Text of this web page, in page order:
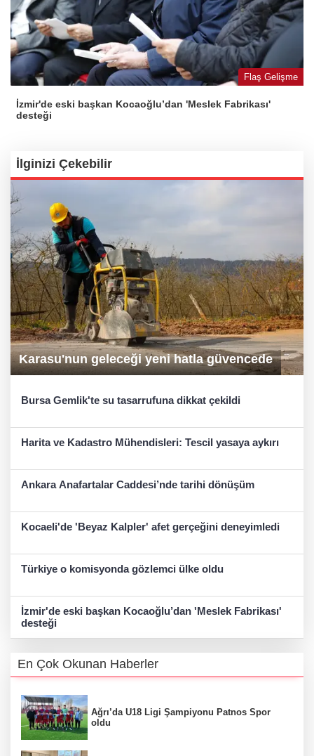
Flaş Gelişme
İzmir'de eski başkan Kocaoğlu’dan 'Meslek Fabrikası'
desteği
İlginizi Çekebilir
Karasu'nun geleceği yeni hatla güvencede
Bursa Gemlik'te su tasarrufuna dikkat çekildi
Harita ve Kadastro Mühendisleri: Tescil yasaya aykırı
Ankara Anafartalar Caddesi’nde tarihi dönüşüm
Kocaeli'de 'Beyaz Kalpler' afet gerçeğini deneyimledi
Türkiye o komisyonda gözlemci ülke oldu
İzmir'de eski başkan Kocaoğlu’dan 'Meslek Fabrikası'
desteği
En Çok Okunan Haberler
Ağrı’da U18 Ligi Şampiyonu Patnos Spor
oldu